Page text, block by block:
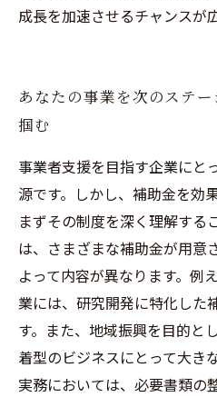
成長を加速させるチャンスが
あなたの事業を次のステ
掴む
事業者支援を目指す企業にと
源です。しかし、補助金を効
まずその制度を深く理解する
は、さまざまな補助金が用意
よって内容が異なります。例
業には、研究開発に特化した
す。また、地域振興を目的と
着型のビジネスにとって大き
実務においては、必要書類の